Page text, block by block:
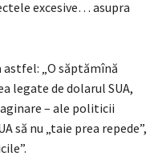
excesive… asupra
„O săptămînă
legate de dolarul SUA,
– ale politicii
să nu „taie prea repede”,